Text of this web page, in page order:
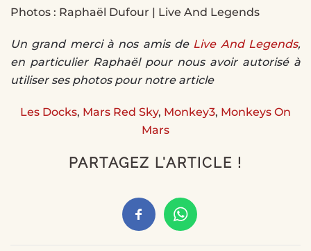
Photos : Raphaël Dufour | Live And Legends
Un grand merci à nos amis de Live And Legends,
en particulier Raphaël pour nous avoir autorisé à
utiliser ses photos pour notre article
Les Docks, Mars Red Sky, Monkey3, Monkeys On
Mars
PARTAGEZ L’ARTICLE !